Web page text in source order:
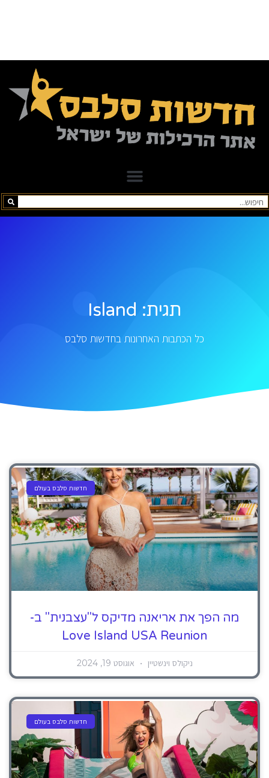
תגית: Island
כל הכתבות האחרונות בחדשות סלבס
חדשות סלבס בעולם
מה הפך את אריאנה מדיקס ל"עצבנית" ב-
Love Island USA Reunion
ניקולס וינשטיין אוגוסט 19, 2024
חדשות סלבס בעולם